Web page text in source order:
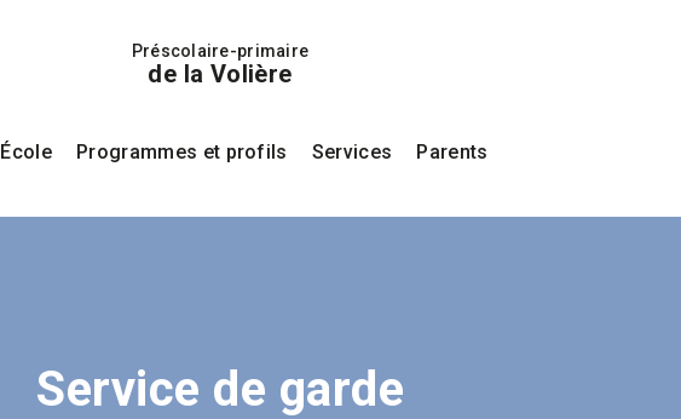
Préscolaire-primaire
de la Volière
École Programmes et profils Services Parents
Service de garde